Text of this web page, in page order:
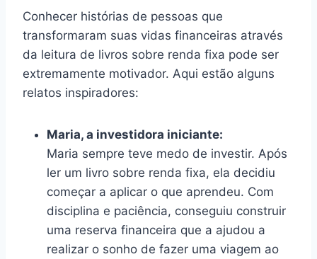
Conhecer histórias de pessoas que
transformaram suas vidas financeiras através
da leitura de livros sobre renda fixa pode ser
extremamente motivador. Aqui estão alguns
relatos inspiradores:
Maria, a investidora iniciante:
Maria sempre teve medo de investir. Após
ler um livro sobre renda fixa, ela decidiu
começar a aplicar o que aprendeu. Com
disciplina e paciência, conseguiu construir
uma reserva financeira que a ajudou a
realizar o sonho de fazer uma viagem ao